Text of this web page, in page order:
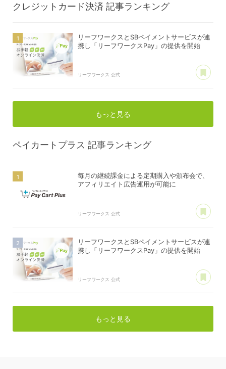
クレジットカード決済 記事ランキング
リーフワークスとSBペイメントサービスが連
携し「リーフワークスPay」の提供を開始
リーフワークス 公式
もっと見る
ペイカートプラス 記事ランキング
毎月の継続課金による定期購入や頒布会で、
アフィリエイト広告運用が可能に
リーフワークス 公式
リーフワークスとSBペイメントサービスが連
携し「リーフワークスPay」の提供を開始
リーフワークス 公式
もっと見る